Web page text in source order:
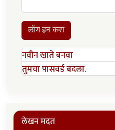
लॉग इन करा
नवीन खाते बनवा
तुमचा पासवर्ड बदला.
लेखन मदत